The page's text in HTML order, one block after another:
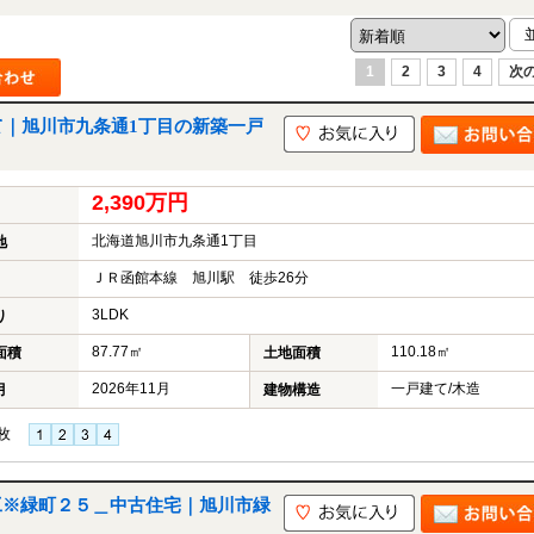
1 2 3 4 次
旭川市九条通1丁目の新築一戸
2,390万円
北海道旭川市九条通1丁目
ＪＲ函館本線 旭川駅 徒歩26分
3LDK
積 87.77㎡ 土地面積 110.18㎡
2026年11月 建物構造 一戸建て/木造
緑町２５＿中古住宅｜旭川市緑